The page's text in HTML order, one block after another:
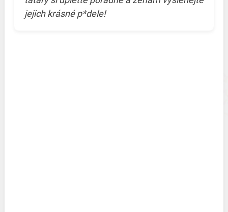
jejich krásné p*dele!